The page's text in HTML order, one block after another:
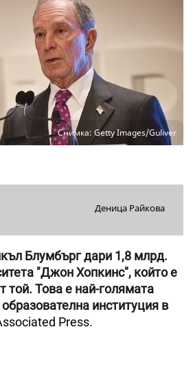
Снимка: Getty Images/Guliver
Деница Райкова
Блумбърг дари 1,8 млрд.
"Джон Хопкинс", който е
той. Това е най-голямата
институция в
Press.